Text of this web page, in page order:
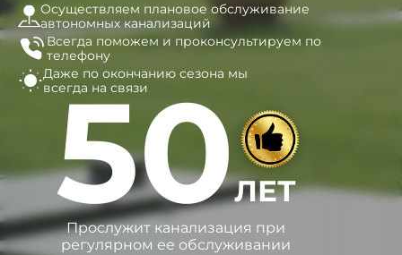
Осуществляем плановое обслуживание
автономных канализаций
Всегда поможем и проконсультируем по
телефону
Даже по окончанию сезона мы
всегда на связи
50ЛЕТ
Прослужит канализация при
регулярном ее обслуживании